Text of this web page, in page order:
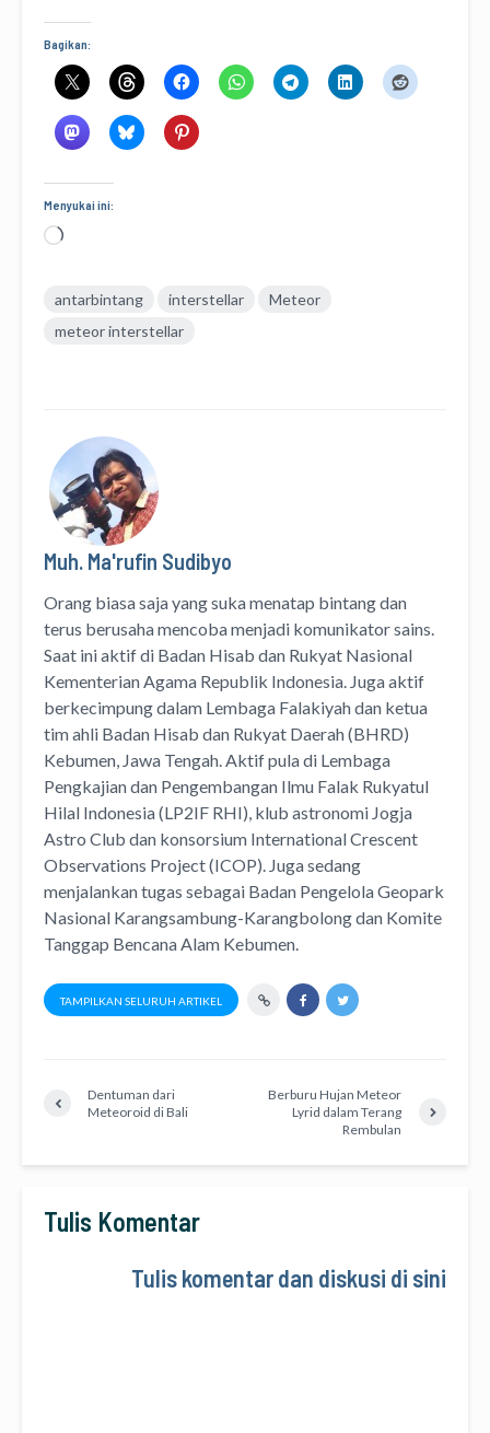
Bagikan:
Menyukai ini:
Memuat...
antarbintang interstellar
Meteor
meteor interstellar
Muh. Ma'rufin Sudibyo
Orang biasa saja yang suka menatap bintang dan
terus berusaha mencoba menjadi komunikator sains.
Saat ini aktif di Badan Hisab dan Rukyat Nasional
Kementerian Agama Republik Indonesia. Juga aktif
berkecimpung dalam Lembaga Falakiyah dan ketua
tim ahli Badan Hisab dan Rukyat Daerah (BHRD)
Kebumen, Jawa Tengah. Aktif pula di Lembaga
Pengkajian dan Pengembangan Ilmu Falak Rukyatul
Hilal Indonesia (LP2IF RHI), klub astronomi Jogja
Astro Club dan konsorsium International Crescent
Observations Project (ICOP). Juga sedang
menjalankan tugas sebagai Badan Pengelola Geopark
Nasional Karangsambung-Karangbolong dan Komite
Tanggap Bencana Alam Kebumen.
TAMPILKAN SELURUH ARTIKEL
Dentuman dari
Meteoroid di Bali
Berburu Hujan Meteor
Lyrid dalam Terang
Rembulan
Tulis Komentar
Tulis komentar dan diskusi di sini